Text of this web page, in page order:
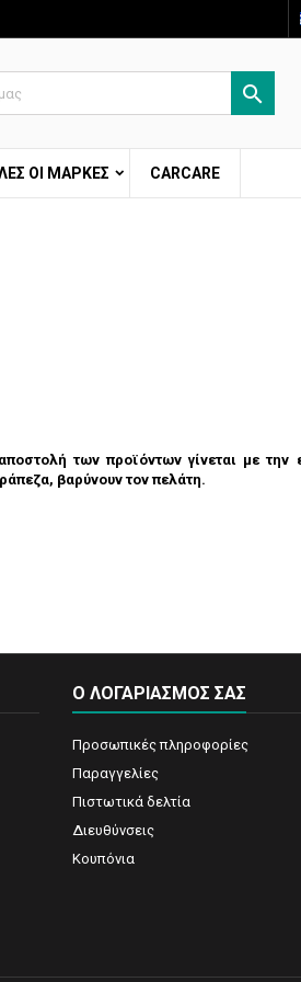

ΟΙ ΜΆΡΚΕΣ CARCARE
των προϊόντων γίνεται με
βαρύνουν τον πελάτη.
Ο ΛΟΓΑΡΙΑΣΜΌΣ ΣΑΣ
Προσωπικές πληροφορίες
Παραγγελίες
Πιστωτικά δελτία
Διευθύνσεις
Κουπόνια
((cancelText)) ((modalDeleteText))
προϊόντα στην λίστα επιθυμητών.
Ακύρωση